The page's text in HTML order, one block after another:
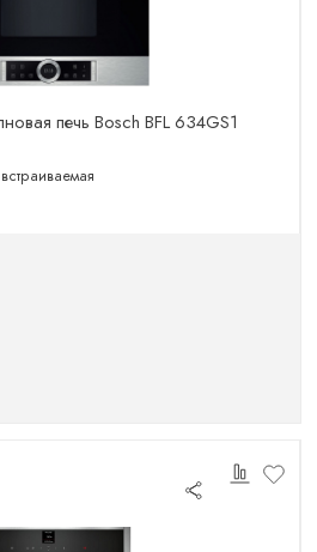
печь Bosch BFL 634GS1